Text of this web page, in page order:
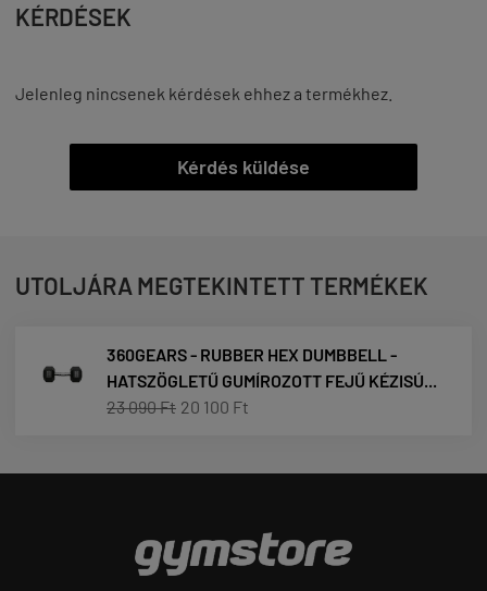
KÉRDÉSEK
Jelenleg nincsenek kérdések ehhez a termékhez.
Kérdés küldése
UTOLJÁRA MEGTEKINTETT TERMÉKEK
360GEARS - RUBBER HEX DUMBBELL -
HATSZÖGLETŰ GUMÍROZOTT FEJŰ KÉZISÚ...
23 090 Ft 20 100 Ft